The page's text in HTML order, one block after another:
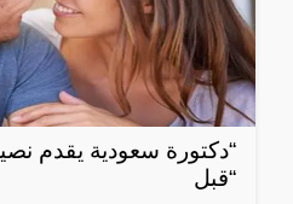
“دكتورة سعودية يقدم
“قبل